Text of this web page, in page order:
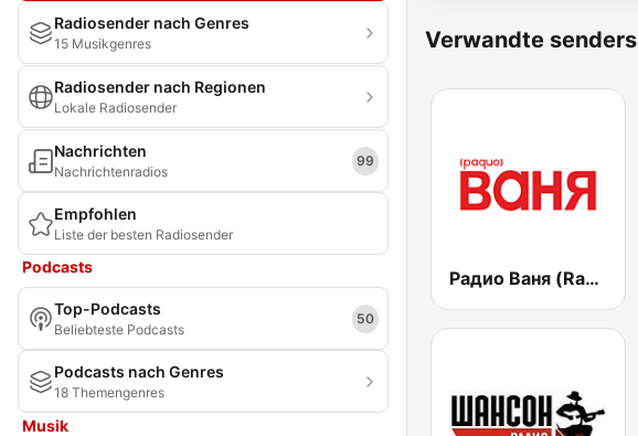
Radiosender nach Genres
15 Musikgenres
Radiosender nach Regionen
Lokale Radiosender
Nachrichten
Nachrichtenradios
99
Empfohlen
Liste der besten Radiosender
Podcasts
Top-Podcasts
Beliebteste Podcasts
50
Podcasts nach Genres
18 Themengenres
Musik
Verwandte senders
Радио Ваня (Radio Vanya)